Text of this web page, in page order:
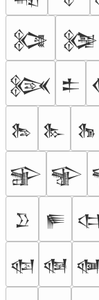
𒉳 𒉴
𒉹 𒉺
𒊂 𒊃 𒊄
𒊋 𒊌
𒊒 𒊓
𒊛 𒊜 𒊝